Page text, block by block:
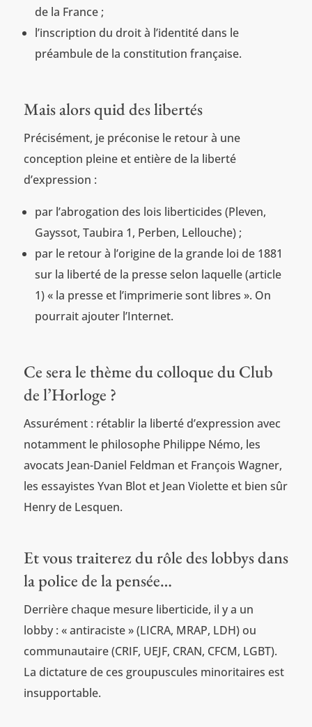
de la France ;
l’inscription du droit à l’identité dans le
préambule de la constitution française.
Mais alors quid des libertés
Précisément, je préconise le retour à une
conception pleine et entière de la liberté
d’expression :
par l’abrogation des lois liberticides (Pleven,
Gayssot, Taubira 1, Perben, Lellouche) ;
par le retour à l’origine de la grande loi de 1881
sur la liberté de la presse selon laquelle (article
1) « la presse et l’imprimerie sont libres ». On
pourrait ajouter l’Internet.
Ce sera le thème du colloque du Club
de l’Horloge ?
Assurément : rétablir la liberté d’expression avec
notamment le philosophe Philippe Némo, les
avocats Jean-Daniel Feldman et François Wagner,
les essayistes Yvan Blot et Jean Violette et bien sûr
Henry de Lesquen.
Et vous traiterez du rôle des lobbys dans
la police de la pensée…
Derrière chaque mesure liberticide, il y a un
lobby : « antiraciste » (LICRA, MRAP, LDH) ou
communautaire (CRIF, UEJF, CRAN, CFCM, LGBT).
La dictature de ces groupuscules minoritaires est
insupportable.